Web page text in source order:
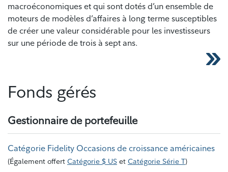
macroéconomiques et qui sont dotés d’un ensemble de
moteurs de modèles d’affaires à long terme susceptibles
de créer une valeur considérable pour les investisseurs
sur une période de trois à sept ans.
Fonds gérés
Gestionnaire de portefeuille
Catégorie Fidelity Occasions de croissance américaines
(Également offert Catégorie $ US et Catégorie Série T)